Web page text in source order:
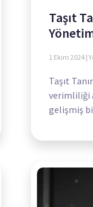
Taşıt
1 Ekim 2024
Taşıt
verimliliği
gelişmiş